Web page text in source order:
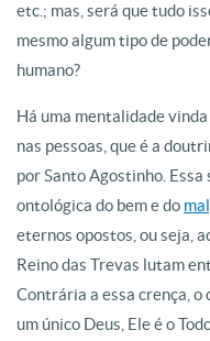
etc.; mas, será que tudo
mesmo algum tipo de
humano?
Há uma mentalidade
nas pessoas, que é a
por Santo Agostinho.
ontológica do bem e do mal,
eternos opostos, ou seja,
Reino das Trevas lutam
Contrária a essa crença,
um único Deus, Ele é o